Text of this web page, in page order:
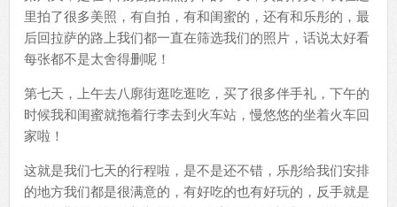
里拍了很多美照，有自拍，有和闺蜜的，还有和乐彤的，最
后回拉萨的路上我们都一直在筛选我们的照片，话说太好看
每张都不是太舍得删呢！
第七天，上午去八廓街逛吃逛吃，买了很多伴手礼，下午的
时候我和闺蜜就拖着行李去到火车站，慢悠悠的坐着火车回
家啦！
这就是我们七天的行程啦，是不是还不错，乐彤给我们安排
的地方我们都是很满意的，有好吃的也有好玩的，反手就是